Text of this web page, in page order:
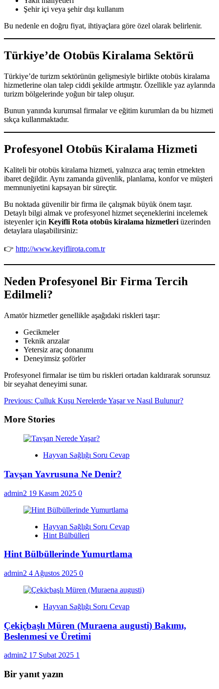
Şehir içi veya şehir dışı kullanım
Bu nedenle en doğru fiyat, ihtiyaçlara göre özel olarak belirlenir.
Türkiye’de Otobüs Kiralama Sektörü
Türkiye’de turizm sektörünün gelişmesiyle birlikte otobüs kiralama
hizmetlerine olan talep ciddi şekilde artmıştır. Özellikle yaz aylarında
turizm bölgelerinde yoğun bir talep oluşur.
Bunun yanında kurumsal firmalar ve eğitim kurumları da bu hizmeti
sıkça kullanmaktadır.
Profesyonel Otobüs Kiralama Hizmeti
Kaliteli bir otobüs kiralama hizmeti, yalnızca araç temin etmekten
ibaret değildir. Aynı zamanda güvenlik, planlama, konfor ve müşteri
memnuniyetini kapsayan bir süreçtir.
Bu noktada güvenilir bir firma ile çalışmak büyük önem taşır.
Detaylı bilgi almak ve profesyonel hizmet seçeneklerini incelemek
isteyenler için Keyifli Rota otobüs kiralama hizmetleri üzerinden
detaylara ulaşabilirsiniz:
👉 http://www.keyiflirota.com.tr
Neden Profesyonel Bir Firma Tercih
Edilmeli?
Amatör hizmetler genellikle aşağıdaki riskleri taşır:
Gecikmeler
Teknik arızalar
Yetersiz araç donanımı
Deneyimsiz şoförler
Profesyonel firmalar ise tüm bu riskleri ortadan kaldırarak sorunsuz
bir seyahat deneyimi sunar.
Post
navigation
Previous: Çulluk Kuşu Nerelerde Yaşar ve Nasıl Bulunur?
More Stories
Hayvan Sağlığı Soru Cevap
Tavşan Yavrusuna Ne Denir?
admin2 19 Kasım 2025 0
Hayvan Sağlığı Soru Cevap
Hint Bülbülleri
Hint Bülbüllerinde Yumurtlama
admin2 4 Ağustos 2025 0
Hayvan Sağlığı Soru Cevap
Çekiçbaşlı Müren (Muraena augusti) Bakımı,
Beslenmesi ve Üretimi
admin2 17 Şubat 2025 1
Bir yanıt yazın